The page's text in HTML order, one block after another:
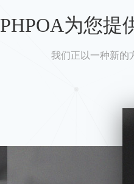
PHPOA为您提
我们正以一种新的